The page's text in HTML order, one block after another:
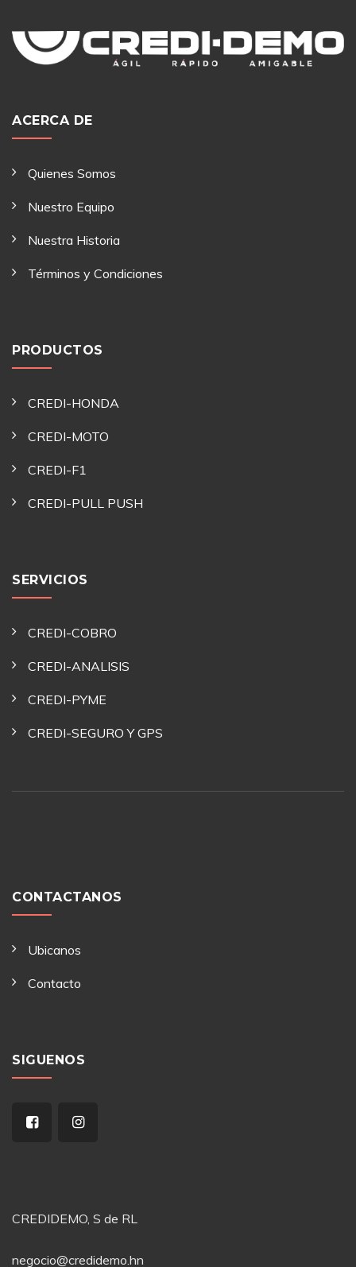
ACERCA DE
Quienes Somos
Nuestro Equipo
Nuestra Historia
Términos y Condiciones
PRODUCTOS
CREDI-HONDA
CREDI-MOTO
CREDI-F1
CREDI-PULL PUSH
SERVICIOS
CREDI-COBRO
CREDI-ANALISIS
CREDI-PYME
CREDI-SEGURO Y GPS
CONTACTANOS
Ubicanos
Contacto
SIGUENOS
CREDIDEMO, S de RL
negocio@credidemo.hn